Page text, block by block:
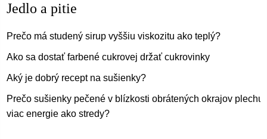
Jedlo a pitie
Prečo má studený sirup vyššiu viskozitu ako teplý?
Ako sa dostať farbené cukrovej držať cukrovinky
Aký je dobrý recept na sušienky?
Prečo sušienky pečené v blízkosti obrátených okrajov plechu
viac energie ako stredy?